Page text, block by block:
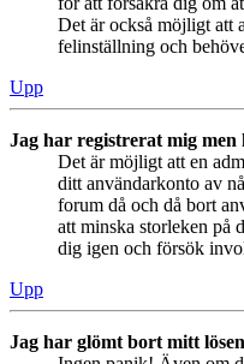
Det är också möjligt att
felinställning och
Upp
Jag har registrerat mig men
Det är möjligt att en
ditt användarkonto av
forum då och då bort
att minska storleken på
dig igen och försök
Upp
Jag har glömt bort mitt